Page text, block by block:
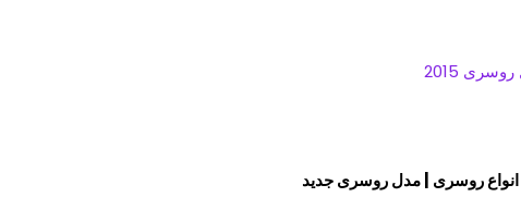
| انواع روسری | مدل روسری جدید